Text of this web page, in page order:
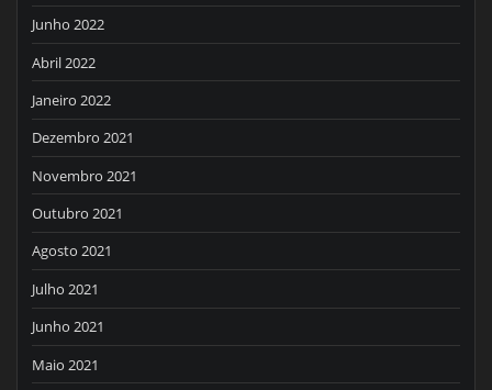
Junho 2022
Abril 2022
Janeiro 2022
Dezembro 2021
Novembro 2021
Outubro 2021
Agosto 2021
Julho 2021
Junho 2021
Maio 2021